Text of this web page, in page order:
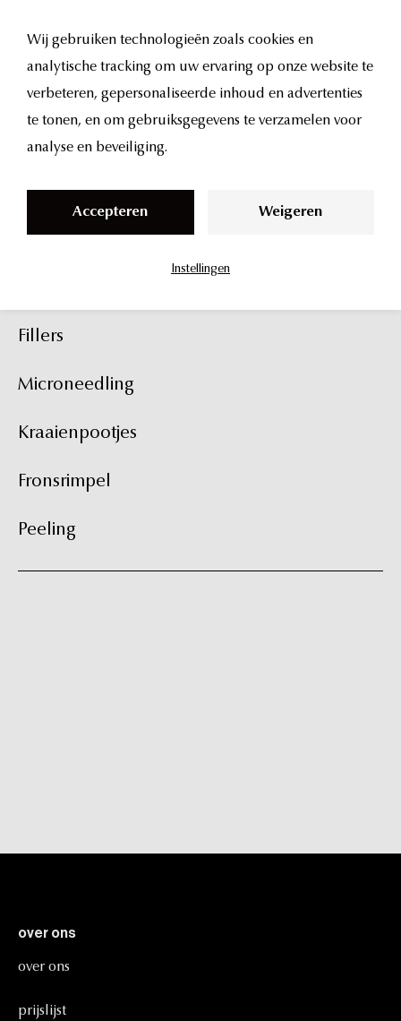
Suggesties
Fillers
Microneedling
Kraaienpootjes
Fronsrimpel
Peeling
over ons
over ons
prijslijst
Wij gebruiken technologieën zoals cookies en
analytische tracking om uw ervaring op onze website te
verbeteren, gepersonaliseerde inhoud en advertenties
te tonen, en om gebruiksgegevens te verzamelen voor
analyse en beveiliging.
Accepteren Weigeren
Instellingen